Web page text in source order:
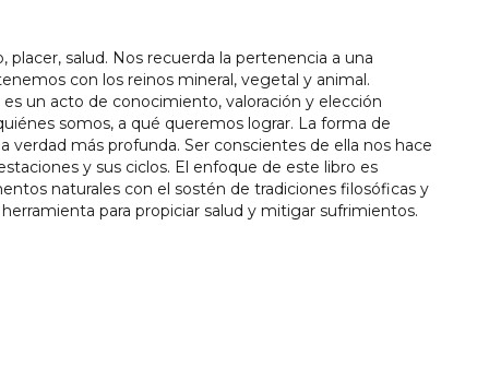
salud. Nos recuerda la pertenencia a una
con los reinos mineral, vegetal y animal.
un acto de conocimiento, valoración y elección
somos, a qué queremos lograr. La forma de
verdad más profunda. Ser conscientes de ella nos hace
y sus ciclos. El enfoque de este libro es
naturales con el sostén de tradiciones filosóficas y
para propiciar salud y mitigar sufrimientos.